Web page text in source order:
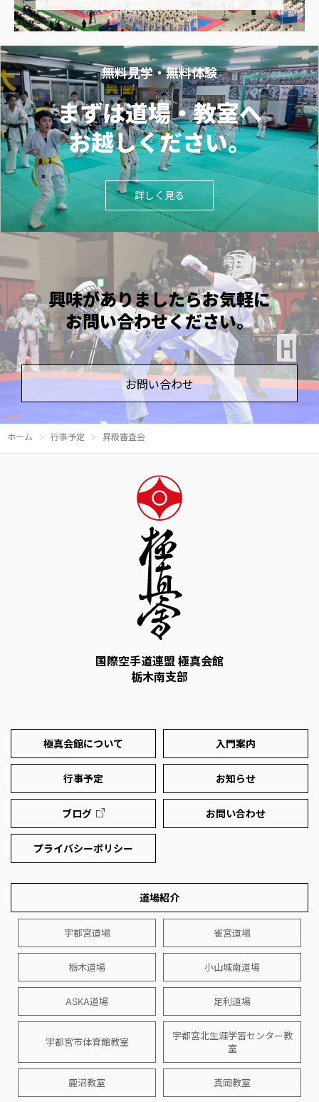
無料見学・無料体験
まずは道場・教室へ
お越しください。
詳しく見る
興味がありましたらお気軽に
お問い合わせください。
お問い合わせ
ホーム 行事予定 昇級審査会
国際空手道連盟 極真会館
栃木南支部
極真会館について 入門案内
行事予定 お知らせ
ブログ お問い合わせ
プライバシーポリシー
道場紹介
宇都宮道場 雀宮道場
栃木道場 小山城南道場
ASKA道場 足利道場
宇都宮市体育館教室
宇都宮北生涯学習センター教
室
鹿沼教室 真岡教室